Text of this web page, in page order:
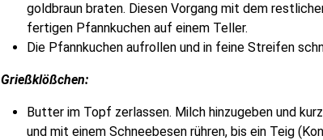
goldbraun braten. Diesen Vorgang mit dem
fertigen Pfannkuchen auf einem Teller.
Die Pfannkuchen aufrollen und in feine Streifen
Grießklößchen:
Butter im Topf zerlassen. Milch hinzugeben und
und mit einem Schneebesen rühren, bis ein Teig